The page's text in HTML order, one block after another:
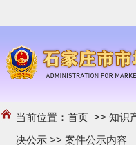
当前位置：首页 >>知识
决公示 >>案件公示内容